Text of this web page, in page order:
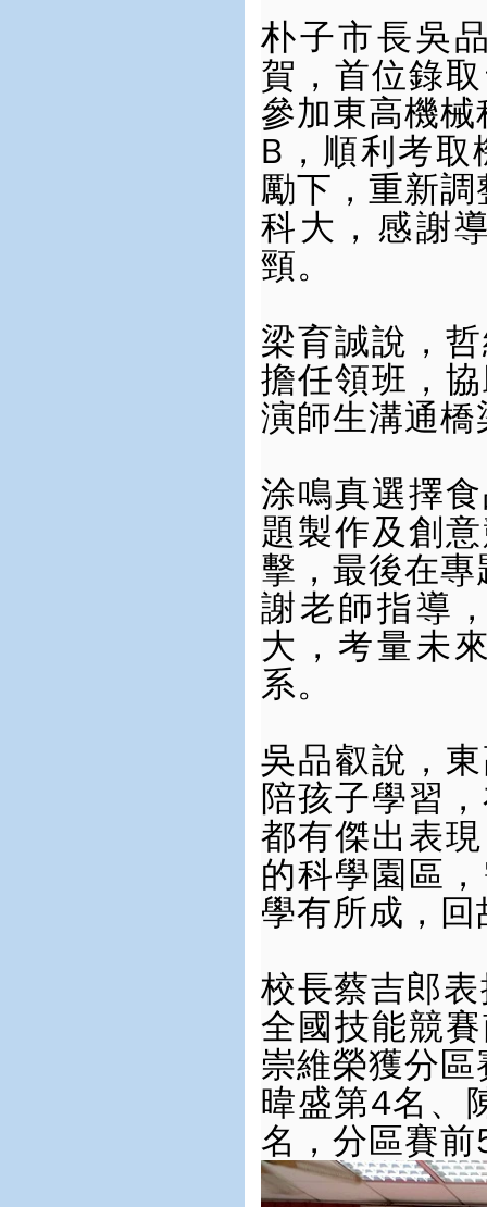
朴子市長吳
賀，首位錄
參加東高機
B，順利考
勵下，重新
科大，感謝
頸。
梁育誠說，
擔任領班，
演師生溝通
涂鳴真選擇
題製作及創
擊，最後在
謝老師指導
大，考量未
系。
吳品叡說，
陪孩子學習
都有傑出表
的科學園區
學有所成，
校長蔡吉郎
全國技能競
崇維榮獲分
暐盛第4名、
名，分區賽